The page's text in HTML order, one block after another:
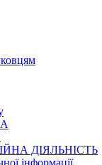
ДІЯЛЬНІСТЬ